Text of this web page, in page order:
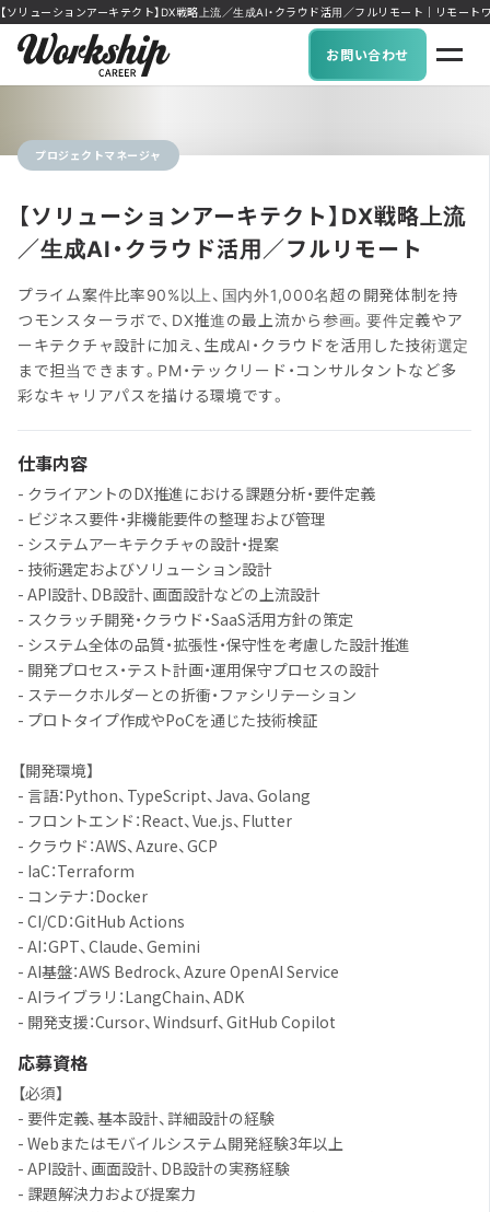
【ソリューションアーキテクト】DX戦略上流／生成AI・クラウド活用／フルリモート｜リモー
お問い合わせ
プロジェクトマネージャ
【ソリューションアーキテクト】DX戦略上流
／生成AI・クラウド活用／フルリモート
プライム案件比率90%以上、国内外1,000名超の開発体制を持
つモンスターラボで、DX推進の最上流から参画。要件定義やア
ーキテクチャ設計に加え、生成AI・クラウドを活用した技術選定
まで担当できます。PM・テックリード・コンサルタントなど多
彩なキャリアパスを描ける環境です。
仕事内容
- クライアントのDX推進における課題分析・要件定義
- ビジネス要件・非機能要件の整理および管理
- システムアーキテクチャの設計・提案
- 技術選定およびソリューション設計
- API設計、DB設計、画面設計などの上流設計
- スクラッチ開発・クラウド・SaaS活用方針の策定
- システム全体の品質・拡張性・保守性を考慮した設計推進
- 開発プロセス・テスト計画・運用保守プロセスの設計
- ステークホルダーとの折衝・ファシリテーション
- プロトタイプ作成やPoCを通じた技術検証
【開発環境】
- 言語：Python、TypeScript、Java、Golang
- フロントエンド：React、Vue.js、Flutter
- クラウド：AWS、Azure、GCP
- IaC：Terraform
- コンテナ：Docker
- CI/CD：GitHub Actions
- AI：GPT、Claude、Gemini
- AI基盤：AWS Bedrock、Azure OpenAI Service
- AIライブラリ：LangChain、ADK
- 開発支援：Cursor、Windsurf、GitHub Copilot
応募資格
【必須】
- 要件定義、基本設計、詳細設計の経験
- Webまたはモバイルシステム開発経験3年以上
- API設計、画面設計、DB設計の実務経験
- 課題解決力および提案力